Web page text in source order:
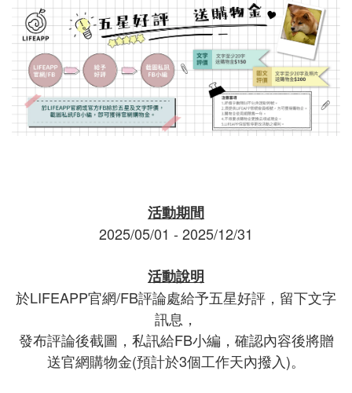
活動期間
2025/05/01 - 2025/12/31
活動說明
於LIFEAPP官網/FB評論處給予五星好評，留下文字
訊息，
發布評論後截圖，私訊給FB小編，確認內容後將贈
送官網購物金(預計於3個工作天內撥入)。